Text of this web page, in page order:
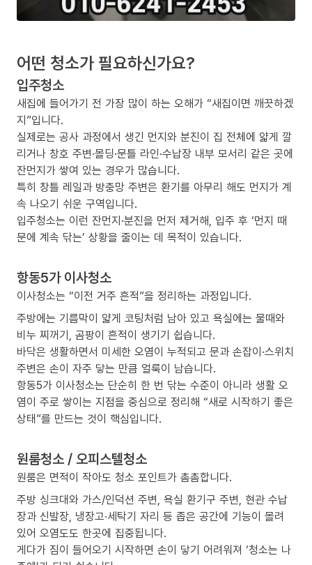
어떤 청소가 필요하신가요?
입주청소
새집에 들어가기 전 가장 많이 하는 오해가 “새집이면 깨끗하겠
지”입니다.
실제로는 공사 과정에서 생긴 먼지와 분진이 집 전체에 얇게 깔
리거나 창호 주변·몰딩·문틀 라인·수납장 내부 모서리 같은 곳에
잔먼지가 쌓여 있는 경우가 많습니다.
특히 창틀 레일과 방충망 주변은 환기를 아무리 해도 먼지가 계
속 나오기 쉬운 구역입니다.
입주청소는 이런 잔먼지·분진을 먼저 제거해, 입주 후 ‘먼지 때
문에 계속 닦는’ 상황을 줄이는 데 목적이 있습니다.
항동5가 이사청소
이사청소는 “이전 거주 흔적”을 정리하는 과정입니다.
주방에는 기름막이 얇게 코팅처럼 남아 있고 욕실에는 물때와
비누 찌꺼기, 곰팡이 흔적이 생기기 쉽습니다.
바닥은 생활하면서 미세한 오염이 누적되고 문과 손잡이·스위치
주변은 손이 자주 닿는 만큼 얼룩이 남습니다.
항동5가 이사청소는 단순히 한 번 닦는 수준이 아니라 생활 오
염이 주로 쌓이는 지점을 중심으로 정리해 “새로 시작하기 좋은
상태”를 만드는 것이 핵심입니다.
원룸청소 / 오피스텔청소
원룸은 면적이 작아도 청소 포인트가 촘촘합니다.
주방 싱크대와 가스/인덕션 주변, 욕실 환기구 주변, 현관 수납
장과 신발장, 냉장고·세탁기 자리 등 좁은 공간에 기능이 몰려
있어 오염도도 한곳에 집중됩니다.
게다가 짐이 들어오기 시작하면 손이 닿기 어려워져 ‘청소는 나